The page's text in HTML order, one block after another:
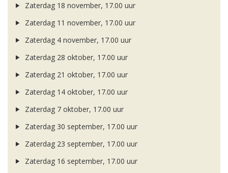
Zaterdag 18 november, 17.00 uur
Zaterdag 11 november, 17.00 uur
Zaterdag 4 november, 17.00 uur
Zaterdag 28 oktober, 17.00 uur
Zaterdag 21 oktober, 17.00 uur
Zaterdag 14 oktober, 17.00 uur
Zaterdag 7 oktober, 17.00 uur
Zaterdag 30 september, 17.00 uur
Zaterdag 23 september, 17.00 uur
Zaterdag 16 september, 17.00 uur